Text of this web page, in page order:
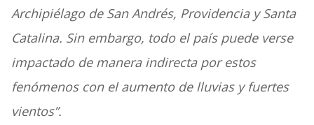
Archipiélago de San Andrés, Providencia y Santa
Catalina. Sin embargo, todo el país puede verse
impactado de manera indirecta por estos
fenómenos con el aumento de lluvias y fuertes
vientos”.